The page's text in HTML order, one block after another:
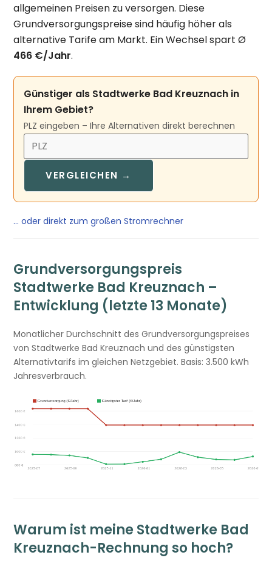
allgemeinen Preisen zu versorgen. Diese
Grundversorgungspreise sind häufig höher als
alternative Tarife am Markt. Ein Wechsel spart Ø
466 €/Jahr.
Günstiger als Stadtwerke Bad Kreuznach in
Ihrem Gebiet?
PLZ eingeben – Ihre Alternativen direkt berechnen
VERGLEICHEN →
… oder direkt zum großen Stromrechner
Grundversorgungspreis
Stadtwerke Bad Kreuznach –
Entwicklung (letzte 13 Monate)
Monatlicher Durchschnitt des Grundversorgungspreises
von Stadtwerke Bad Kreuznach und des günstigsten
Alternativtarifs im gleichen Netzgebiet. Basis: 3.500 kWh
Jahresverbrauch.
Warum ist meine Stadtwerke Bad
Kreuznach-Rechnung so hoch?